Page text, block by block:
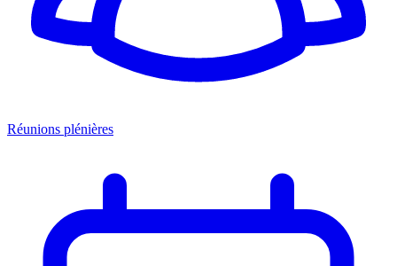
Réunions plénières